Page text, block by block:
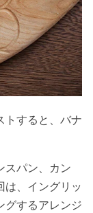
トすると、バナ
スパン、カン
は、イングリッ
グするアレンジ